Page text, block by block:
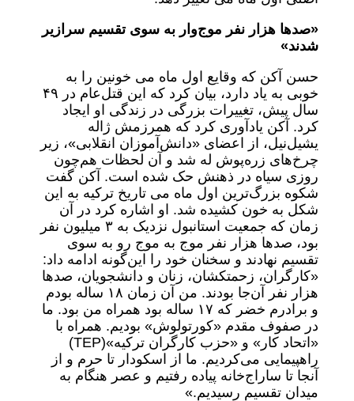
«صدها هزار نفر موج‌وار به سوی تقسیم سرازیر
شدند»
حسن آکن که وقایع اول ماه می خونین را به
خوبی به یاد دارد، بیان کرد که این قتل‌عام در ۴۹
سال پیش، تغییرات بزرگی در زندگی او ایجاد
کرد. آکن یادآوری کرد که همرزمش ژاله
یشیل‌نیل، از اعضای «دانش‌آموزان انقلابی»، زیر
چرخ‌های زره‌پوش له شد و آن لحظات هم‌چون
روزی سیاه در ذهنش حک شده است. آکن گفت
شکوه بزرگ‌ترین اول ماه می تاریخ ترکیه به این
شکل به خون کشیده شد. او اشاره کرد در آن
زمان که جمعیت استانبول نزدیک به ۳ میلیون نفر
بود، صدها هزار نفر موج به موج رو به سوی
تقسیم نهادند و سخنان خود را این‌گونه ادامه داد:
«کارگران، زحمتکشان، زنان و دانشجویان، صدها
هزار نفر آن‌جا بودند. من آن زمان ۱۸ ساله بودم
و برادرم خضر که ۱۷ ساله بود همراه من بود. ما
در صفوف مقدم «کورتولوش» بودیم. همراه با
«اتحاد کار» و «حزب کارگران ترکیه»‌(TEP)
راهپیمایی می‌کردیم. ما از اسکودار تا حرم و از
آنجا تا ساراج‌خانه پیاده رفتیم و عصر هنگام به
میدان تقسیم رسیدیم.»